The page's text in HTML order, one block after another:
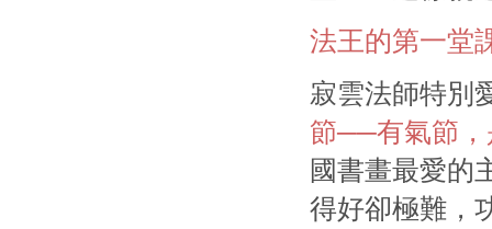
法王的第一堂
寂雲法師特別
節──有氣節，
國書畫最愛的
得好卻極難，